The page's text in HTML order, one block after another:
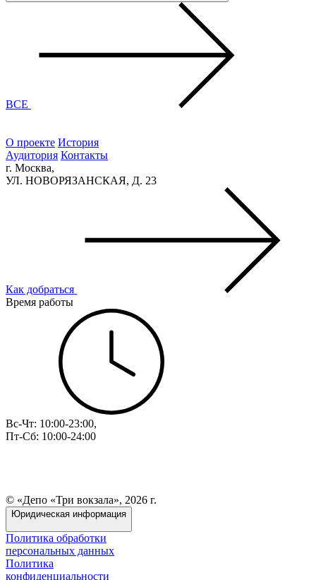
ВСЕ
О проекте История
Аудитория Контакты
г. Москва,
УЛ. НОВОРЯЗАНСКАЯ, Д. 23
Как добраться
Время работы
Вс-Чт: 10:00-23:00,
Пт-Сб: 10:00-24:00
© «Депо «Три вокзала», 2026 г.
Юридическая информация
Политика обработки
персональных данных
Политика
конфиденциальности